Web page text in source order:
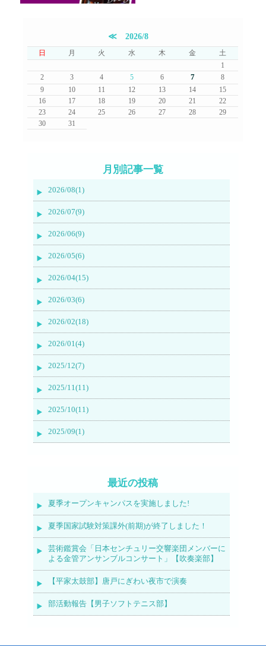
≪ 2026/8
日 月 火 水 木 金
土
1
2
3 4 5 6 7
8
9
10 11 12 13 14
15
16
17 18 19 20 21
22
23
24 25 26 27 28
29
30
31
月別記事一覧
2026/08(1)
2026/07(9)
2026/06(9)
2026/05(6)
2026/04(15)
2026/03(6)
2026/02(18)
2026/01(4)
2025/12(7)
2025/11(11)
2025/10(11)
2025/09(1)
最近の投稿
夏季オープンキャンパスを実施しました!
夏季国家試験対策課外(前期)が終了しました！
芸術鑑賞会「日本センチュリー交響楽団メンバーに
よる金管アンサンブルコンサート」【吹奏楽部】
【平家太鼓部】唐戸にぎわい夜市で演奏
部活動報告【男子ソフトテニス部】